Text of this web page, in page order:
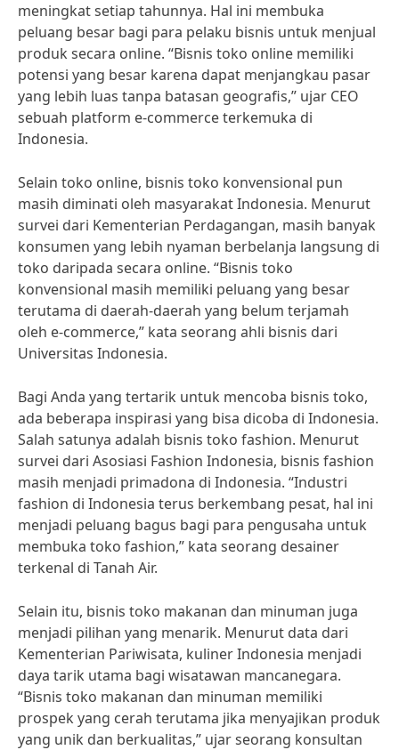
meningkat setiap tahunnya. Hal ini membuka
peluang besar bagi para pelaku bisnis untuk menjual
produk secara online. “Bisnis toko online memiliki
potensi yang besar karena dapat menjangkau pasar
yang lebih luas tanpa batasan geografis,” ujar CEO
sebuah platform e-commerce terkemuka di
Indonesia.
Selain toko online, bisnis toko konvensional pun
masih diminati oleh masyarakat Indonesia. Menurut
survei dari Kementerian Perdagangan, masih banyak
konsumen yang lebih nyaman berbelanja langsung di
toko daripada secara online. “Bisnis toko
konvensional masih memiliki peluang yang besar
terutama di daerah-daerah yang belum terjamah
oleh e-commerce,” kata seorang ahli bisnis dari
Universitas Indonesia.
Bagi Anda yang tertarik untuk mencoba bisnis toko,
ada beberapa inspirasi yang bisa dicoba di Indonesia.
Salah satunya adalah bisnis toko fashion. Menurut
survei dari Asosiasi Fashion Indonesia, bisnis fashion
masih menjadi primadona di Indonesia. “Industri
fashion di Indonesia terus berkembang pesat, hal ini
menjadi peluang bagus bagi para pengusaha untuk
membuka toko fashion,” kata seorang desainer
terkenal di Tanah Air.
Selain itu, bisnis toko makanan dan minuman juga
menjadi pilihan yang menarik. Menurut data dari
Kementerian Pariwisata, kuliner Indonesia menjadi
daya tarik utama bagi wisatawan mancanegara.
“Bisnis toko makanan dan minuman memiliki
prospek yang cerah terutama jika menyajikan produk
yang unik dan berkualitas,” ujar seorang konsultan